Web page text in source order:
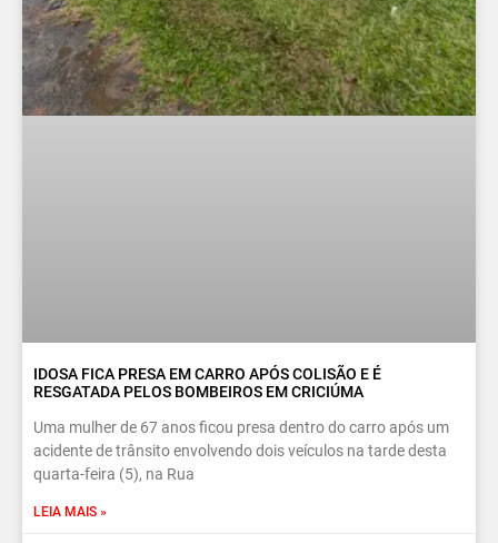
IDOSA FICA PRESA EM CARRO APÓS COLISÃO E É
RESGATADA PELOS BOMBEIROS EM CRICIÚMA
Uma mulher de 67 anos ficou presa dentro do carro após um
acidente de trânsito envolvendo dois veículos na tarde desta
quarta-feira (5), na Rua
LEIA MAIS »